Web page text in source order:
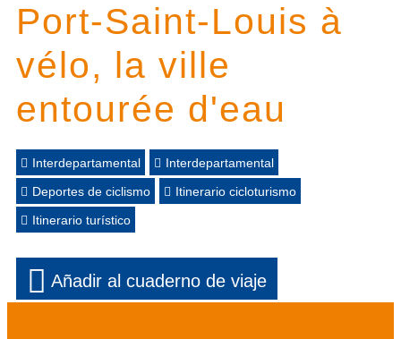
Port-Saint-Louis à
vélo, la ville
entourée d'eau
Interdepartamental
Interdepartamental
Deportes de ciclismo
Itinerario cicloturismo
Itinerario turístico
Añadir al cuaderno de viaje